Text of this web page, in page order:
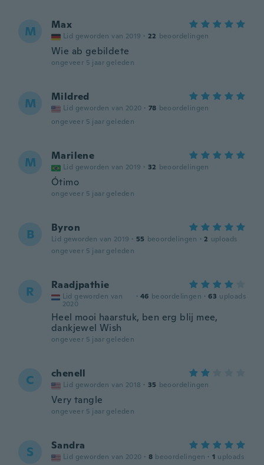
M Max
Lid geworden van 2019 · 22 beoordelingen
Wie ab gebildete
ongeveer 5 jaar geleden
M Mildred
Lid geworden van 2020 · 78 beoordelingen
ongeveer 5 jaar geleden
M Marilene
Lid geworden van 2019 · 32 beoordelingen
Ótimo
ongeveer 5 jaar geleden
B Byron
Lid geworden van 2019 · 55 beoordelingen · 2 uploads
ongeveer 5 jaar geleden
R Raadjpathie
Lid geworden van
2020
· 46 beoordelingen · 63 uploads
Heel mooi haarstuk, ben erg blij mee,
dankjewel Wish
ongeveer 5 jaar geleden
C chenell
Lid geworden van 2018 · 35 beoordelingen
Very tangle
ongeveer 5 jaar geleden
S Sandra
Lid geworden van 2020 · 8 beoordelingen · 1 uploads